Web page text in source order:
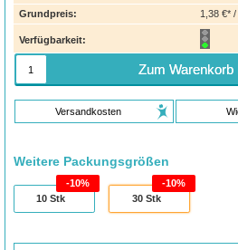
Grundpreis:
1,38 €*
Verfügbarkeit:
Zum Warenkorb
Versandkosten
Weitere Packungsgrößen
10 Stk
10%
30Stk
10%